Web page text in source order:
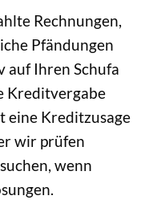
Rechnungen,
Pfändungen
auf Ihren Schufa
Kreditvergabe
eine Kreditzusage
wir prüfen
wenn